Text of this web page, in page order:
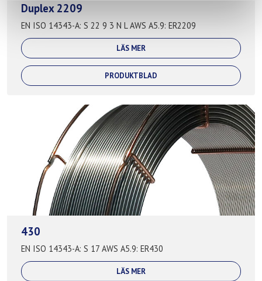
Duplex 2209
EN ISO 14343-A: S 22 9 3 N L AWS A5.9: ER2209
LÄS MER
PRODUKTBLAD
430
EN ISO 14343-A: S 17 AWS A5.9: ER430
LÄS MER